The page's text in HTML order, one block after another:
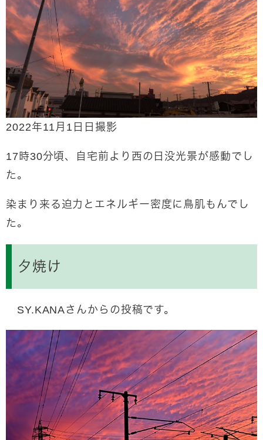
2022年11月1日日撮影
17時30分頃、自宅前より西の日没光景が感動でし
た。
染まり来る迫力とエネルギー密度に鳥肌もんでし
た。
夕焼け
SY.KANAさんからの投稿です。